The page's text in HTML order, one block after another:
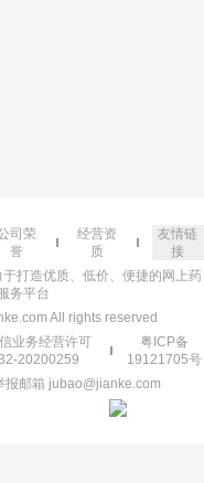
司荣
誉
经营资
质
友情链
接
打造优质、低价、便捷的网上药
务平台
All rights reserved
业务经营许可
20200259
粤ICP备
19121705号
邮箱 jubao@jianke.com